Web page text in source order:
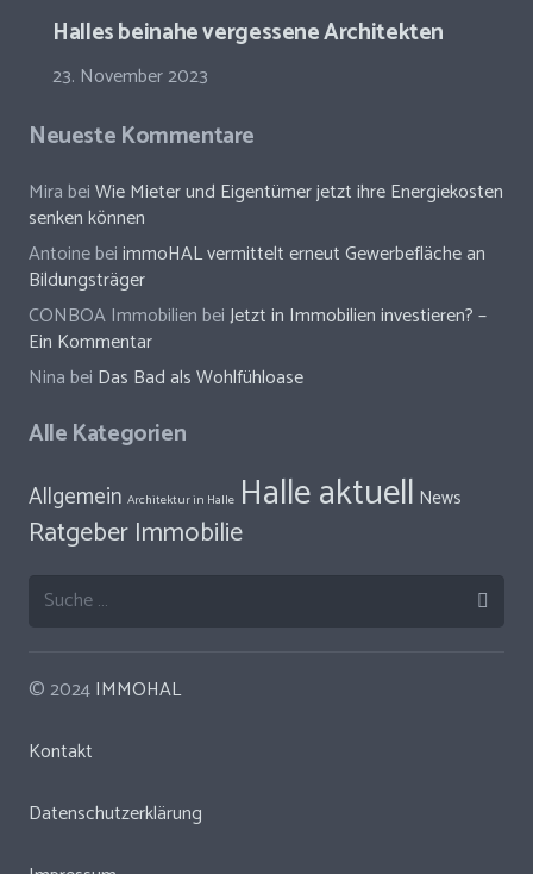
Halles beinahe vergessene Architekten
23. November 2023
Neueste Kommentare
MirabeiWie Mieter und Eigentümer jetzt ihre Energiekosten
senken können
AntoinebeiimmoHAL vermittelt erneut Gewerbefläche an
Bildungsträger
CONBOA ImmobilienbeiJetzt in Immobilien investieren? –
Ein Kommentar
Ninabei Das Bad als Wohlfühloase
Alle Kategorien
Allgemein Architektur in Halle Halle aktuell News
Ratgeber Immobilie
Suche
© 2024IMMOHAL
Kontakt
Datenschutzerklärung